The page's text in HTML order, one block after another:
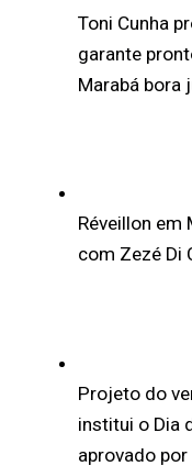
Toni Cunha
garante
Marabá bora
Réveillon em
com Zezé Di
Projeto do
institui o Dia
aprovado